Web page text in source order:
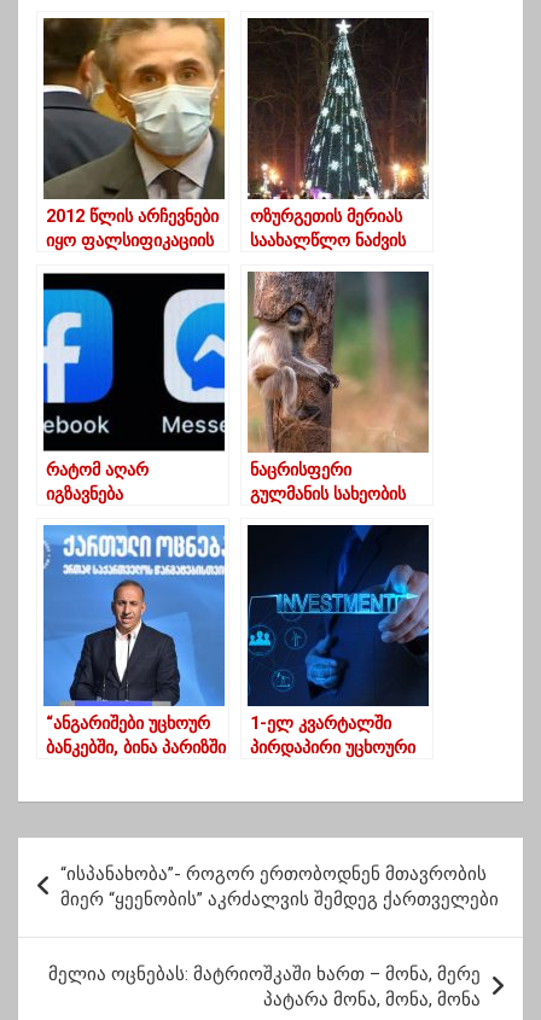
ქვეყანა” – სიდუხჭირე
და გურია
ნიკოლოზის
შარშანდელი წერილი
2012 წლის არჩევნები
იყო ფალსიფიკაციის
ივანიშვილი
ოზურგეთის მერიას
საახალწლო ნაძვის
დაავიწყდა
რატომ აღარ
იგზავნება
Facebook
Messenger-ით
ნაცრისფერი
გულმანის სახეობის
და ფუღუროში
მოკალათდა
“ანგარიშები უცხოურ
ბანკებში, ბინა პარიზში
ფლობს ანტონ
ობოლაშვილი”
1-ელ კვარტალში
პირდაპირი უცხოური
ო
ს
“ისპანახობა”- როგორ ერთობოდნენ მთავრობის
მიერ “ყეენობის” აკრძალვის შემდეგ ქართველები
მელია ოცნებას: მატრიოშკაში ხართ – მონა, მერე
პატარა მონა, მონა, მონა